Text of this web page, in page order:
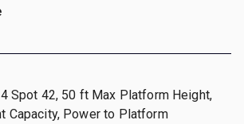
Spot 42, 50 ft Max Platform Height,
Capacity, Power to Platform